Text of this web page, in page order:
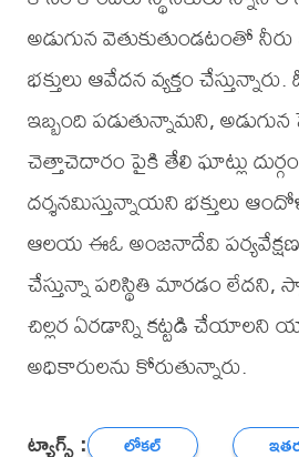
అడుగున వెతుకుతుండటంతో
భక్తులు ఆవేదన వ్యక్తం
ఇబ్బంది పడుతున్నామని, అడుగున
చెత్తాచెదారం పైకి తేలి ఘాట్లు
దర్శనమిస్తున్నాయని భక్తులు
ఆలయ ఈఓ అంజనాదేవి
చేస్తున్నా పరిస్థితి మారడం
చిల్లర ఏరడాన్ని కట్టడి చేయాలని
అధికారులను కోరుతున్నారు.
ట్యాగ్స్ : లోకల్